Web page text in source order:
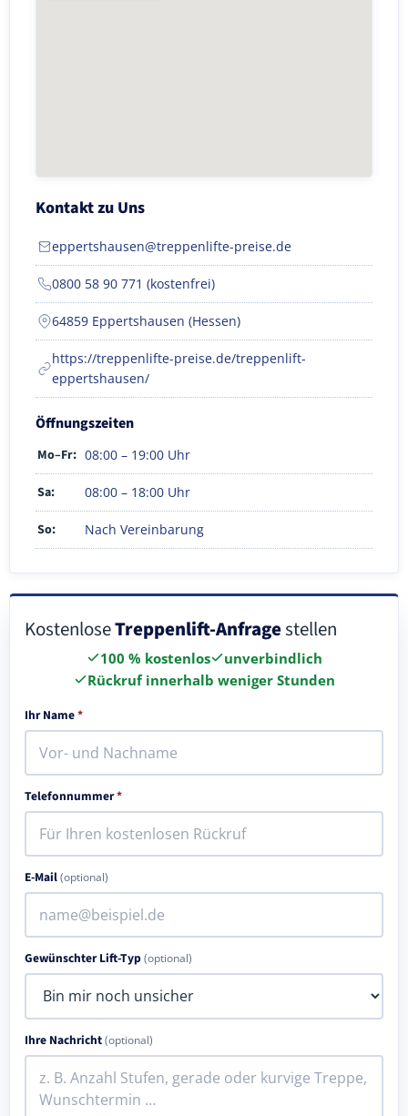
Kontakt zu Uns
eppertshausen@treppenlifte-preise.de
0800 58 90 771 (kostenfrei)
64859 Eppertshausen (Hessen)
https://treppenlifte-preise.de/treppenlift-
eppertshausen/
Öffnungszeiten
Mo–Fr: 08:00 – 19:00 Uhr
Sa: 08:00 – 18:00 Uhr
So: Nach Vereinbarung
KostenloseTreppenlift-Anfragestellen
100 % kostenlos
unverbindlich
Rückruf innerhalb weniger Stunden
Ihr Name*
Telefonnummer*
E-Mail(optional)
Gewünschter Lift-Typ(optional)
Ihre Nachricht(optional)